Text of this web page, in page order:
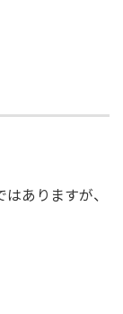
ありますが、